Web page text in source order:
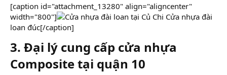
[caption id="attachment_13280" align="aligncenter"
width="800"]
Cửa nhựa đài
loan đúc[/caption]
3. Đại lý cung cấp cửa nhựa
Composite tại quận 10